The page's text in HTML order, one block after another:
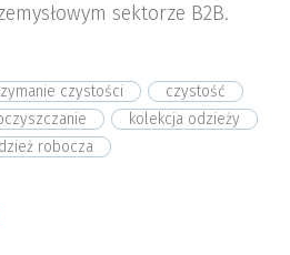
sektorze B2B.
czystości
czystość
kolekcja odzieży
robocza